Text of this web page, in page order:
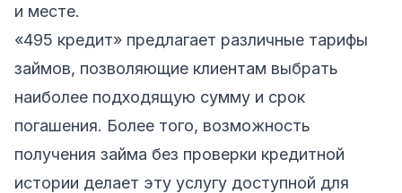
и месте.
«495 кредит» предлагает различные тарифы
займов, позволяющие клиентам выбрать
наиболее подходящую сумму и срок
погашения. Более того, возможность
получения займа без проверки кредитной
истории делает эту услугу доступной для